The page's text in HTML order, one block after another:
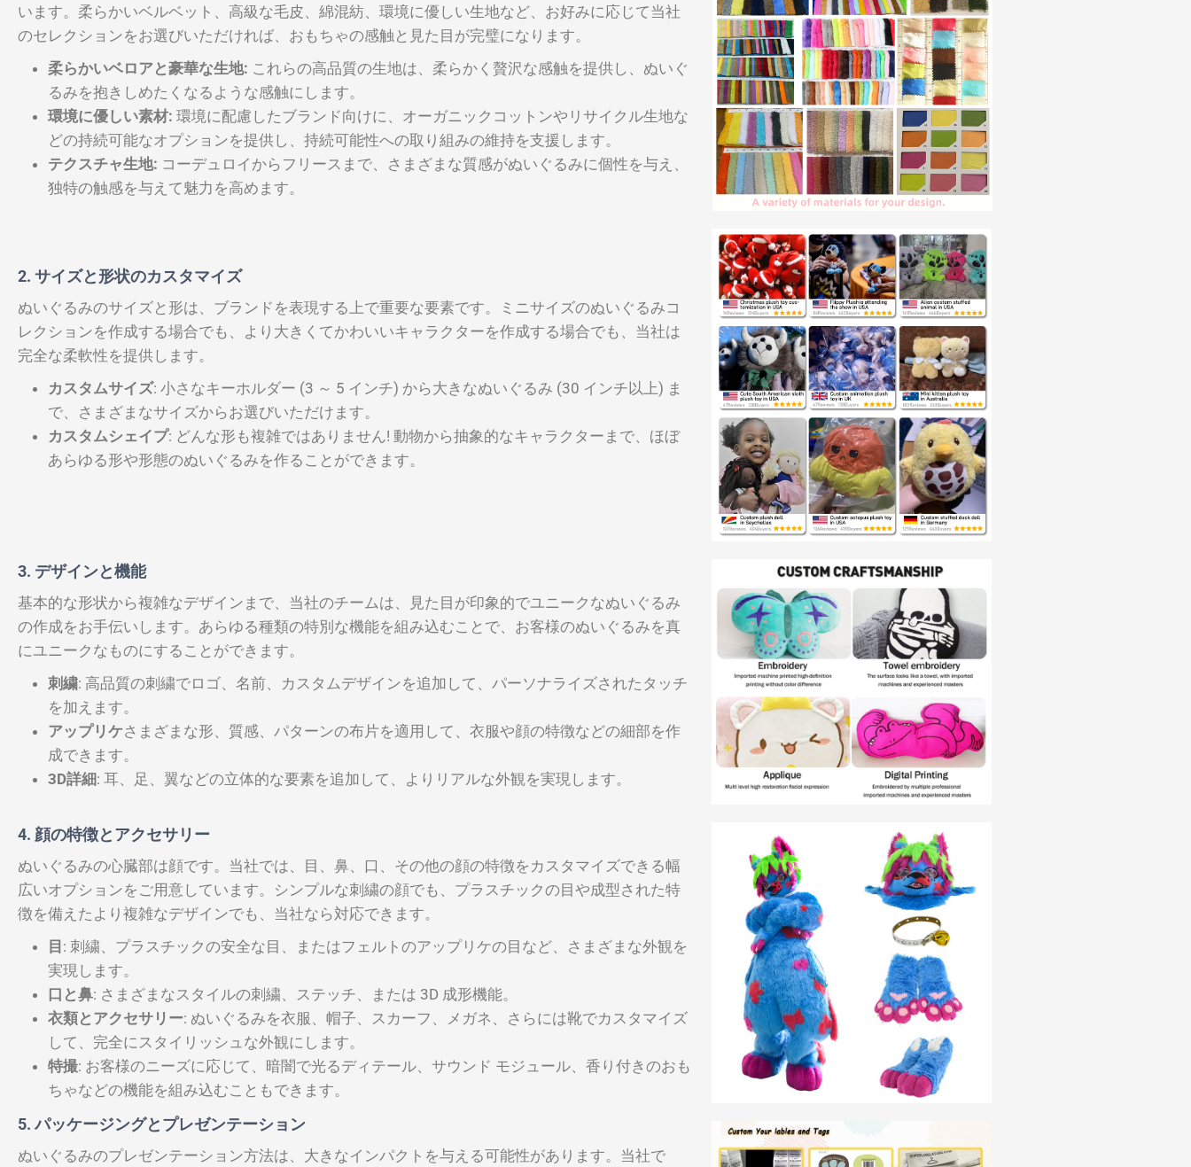
います。柔らかいベルベット、高級な毛皮、綿混紡、環境に優しい生地など、お好みに応じて当社
のセレクションをお選びいただければ、おもちゃの感触と見た目が完璧になります。
柔らかいベロアと豪華な生地: これらの高品質の生地は、柔らかく贅沢な感触を提供し、ぬいぐ
るみを抱きしめたくなるような感触にします。
環境に優しい素材: 環境に配慮したブランド向けに、オーガニックコットンやリサイクル生地な
どの持続可能なオプションを提供し、持続可能性への取り組みの維持を支援します。
テクスチャ生地: コーデュロイからフリースまで、さまざまな質感がぬいぐるみに個性を与え、
独特の触感を与えて魅力を高めます。
2. サイズと形状のカスタマイズ
ぬいぐるみのサイズと形は、ブランドを表現する上で重要な要素です。ミニサイズのぬいぐるみコ
レクションを作成する場合でも、より大きくてかわいいキャラクターを作成する場合でも、当社は
完全な柔軟性を提供します。
カスタムサイズ: 小さなキーホルダー (3 ～ 5 インチ) から大きなぬいぐるみ (30 インチ以上) ま
で、さまざまなサイズからお選びいただけます。
カスタムシェイプ: どんな形も複雑ではありません! 動物から抽象的なキャラクターまで、ほぼ
あらゆる形や形態のぬいぐるみを作ることができます。
3. デザインと機能
基本的な形状から複雑なデザインまで、当社のチームは、見た目が印象的でユニークなぬいぐるみ
の作成をお手伝いします。あらゆる種類の特別な機能を組み込むことで、お客様のぬいぐるみを真
にユニークなものにすることができます。
刺繍: 高品質の刺繍でロゴ、名前、カスタムデザインを追加して、パーソナライズされたタッチ
を加えます。
アップリケさまざまな形、質感、パターンの布片を適用して、衣服や顔の特徴などの細部を作
成できます。
3D詳細: 耳、足、翼などの立体的な要素を追加して、よりリアルな外観を実現します。
4. 顔の特徴とアクセサリー
ぬいぐるみの心臓部は顔です。当社では、目、鼻、口、その他の顔の特徴をカスタマイズできる幅
広いオプションをご用意しています。シンプルな刺繍の顔でも、プラスチックの目や成型された特
徴を備えたより複雑なデザインでも、当社なら対応できます。
目 : 刺繍、プラスチックの安全な目、またはフェルトのアップリケの目など、さまざまな外観を
実現します。
口と鼻: さまざまなスタイルの刺繍、ステッチ、または 3D 成形機能。
衣類とアクセサリー: ぬいぐるみを衣服、帽子、スカーフ、メガネ、さらには靴でカスタマイズ
して、完全にスタイリッシュな外観にします。
特撮: お客様のニーズに応じて、暗闇で光るディテール、サウンド モジュール、香り付きのおも
ちゃなどの機能を組み込むこともできます。
5. パッケージングとプレゼンテーション
ぬいぐるみのプレゼンテーション方法は、大きなインパクトを与える可能性があります。当社で